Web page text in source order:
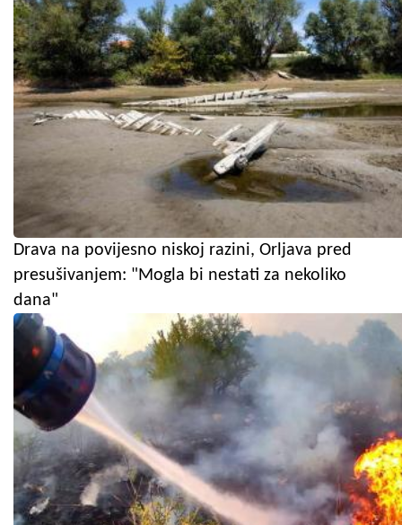
Drava na povijesno niskoj razini, Orljava pred
presušivanjem: "Mogla bi nestati za nekoliko
dana"